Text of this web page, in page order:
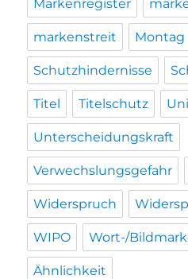
Markenregister
markenstreit Montag
Schutzhindernisse
Titel Titelschutz
Unterscheidungskraft
Verwechslungsgefahr
Widerspruch
WIPO Wort-/
Ähnlichkeit